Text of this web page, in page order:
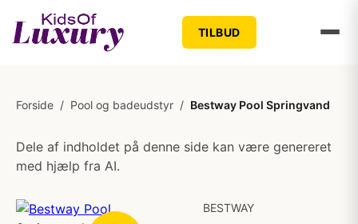
TILBUD
Forside / Pool og badeudstyr / Bestway Pool Springvand
Dele af indholdet på denne side kan være genereret
med hjælp fra AI.
BESTWAY